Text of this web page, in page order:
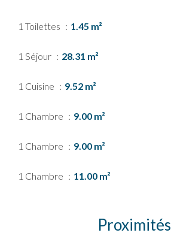
1 Toilettes 1.45 m²
1 Séjour 28.31 m²
1 Cuisine 9.52 m²
1 Chambre 9.00 m²
1 Chambre 9.00 m²
1 Chambre 11.00 m²
Proximités